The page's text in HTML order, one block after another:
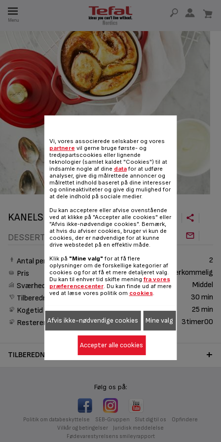
Menu
I 15 ÅR
KANELSNEGLE
DESSERT
Antal personer
2
Pris
Overkommelig
Sværhedsgrad
Middel
Tilberedningstid
30 min
Kogetid
25 min
Resterende tid
3timer00
TILBEREDNING
Følg os på:
Politik om databeskyttelse SEB-Gruppen Slut dig til os
Opfindere
Vilkår og betingelser
Juridisk meddelelse
Fødevarestyrelsens smileyrapport
Vi, vores associerede selskaber og vores
partnere vil gerne bruge første- og
tredjepartscookies eller lignende
teknologier (samlet kaldet "Cookies") til at
indsamle nogle af dine datafor at udføre
analyser, give dig målrettede annoncer og
målrettet indhold baseret på dine interesser
og onlineaktiviteter og give dig mulighed for
at dele indhold på sociale medier.
Du kan acceptere eller afvise ovenstående
ved at klikke på "Accepter alle cookies" eller
"Afvis ikke-nødvendige cookies". Bemærk,
at hvis du afviser cookies, bruger vi kun de
cookies, der er nødvendige for at kunne
drive webstedet på en effektiv måde.
Klik på "Mine valg" for at få flere
oplysninger om de forskellige kategorier af
cookies og for at få et mere detaljeret valg.
Du kan til enhver tid skifte mening fra vores
præferencecenter. Du kan finde ud af mere
ved at læse vores politik om cookies.
Afvis ikke-nødvendige cookies Mine valg
Accepter alle cookies